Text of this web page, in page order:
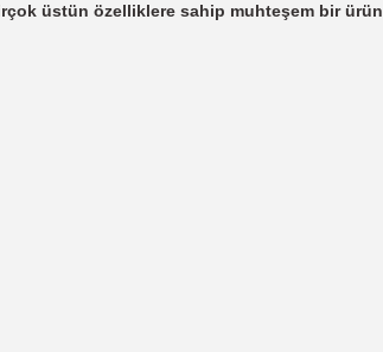
üstün özelliklere sahip muhteşem bir ürün